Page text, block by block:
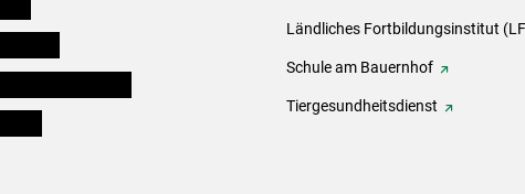
Ländliches Fortbildungsinstitut
Schule am Bauernhof
Tiergesundheitsdienst